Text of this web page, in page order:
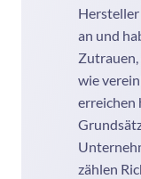
an und
Zutrauen,
wie
erreichen
zählen